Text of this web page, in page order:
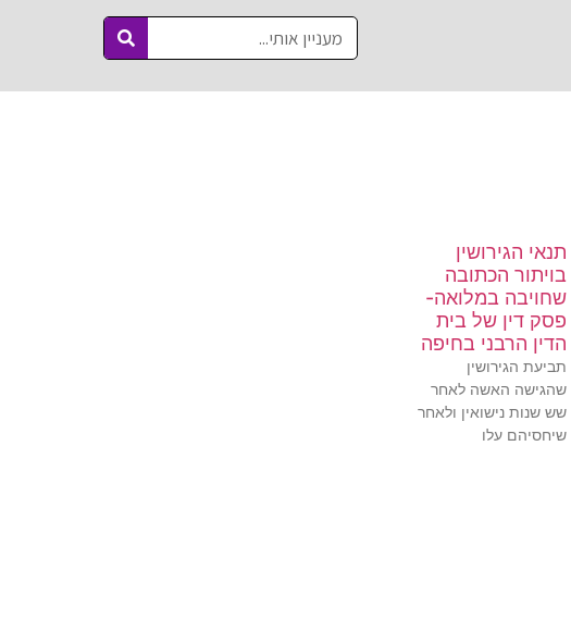
תנאי הגירושין
בויתור הכתובה
שחויבה במלואה-
פסק דין של בית
הדין הרבני בחיפה
תביעת הגירושין
שהגישה האשה לאחר
שש שנות נישואין ולאחר
שיחסיהם עלו